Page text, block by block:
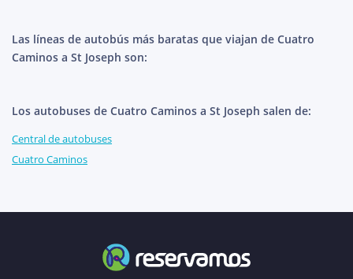
Las líneas de autobús más baratas que viajan de Cuatro
Caminos a St Joseph son:
Los autobuses de Cuatro Caminos a St Joseph salen de:
Central de autobuses
Cuatro Caminos